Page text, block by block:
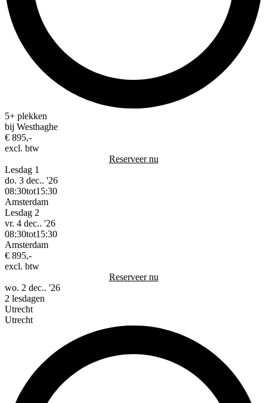
5+ plekken
bij Westhaghe
€ 895,-
excl. btw
Reserveer nu
Lesdag 1
do. 3 dec.. '26
08:30tot15:30
Amsterdam
Lesdag 2
vr. 4 dec.. '26
08:30tot15:30
Amsterdam
€ 895,-
excl. btw
Reserveer nu
wo. 2 dec.. '26
2 lesdagen
Utrecht
Utrecht